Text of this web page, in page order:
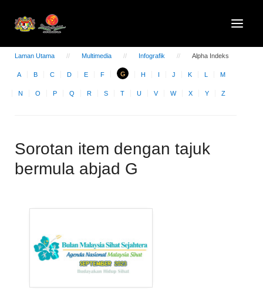
Laman Utama Multimedia Infografik Alpha Indeks
A B C D E F G H I J K L M
N O P Q R S T U V W X Y Z
Sorotan item dengan tajuk
bermula abjad G